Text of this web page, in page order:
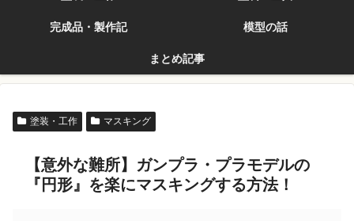
完成品・製作記 模型の話
まとめ記事
塗装・工作 マスキング
【意外な難所】ガンプラ・プラモデルの
『円形』を楽にマスキングする方法！